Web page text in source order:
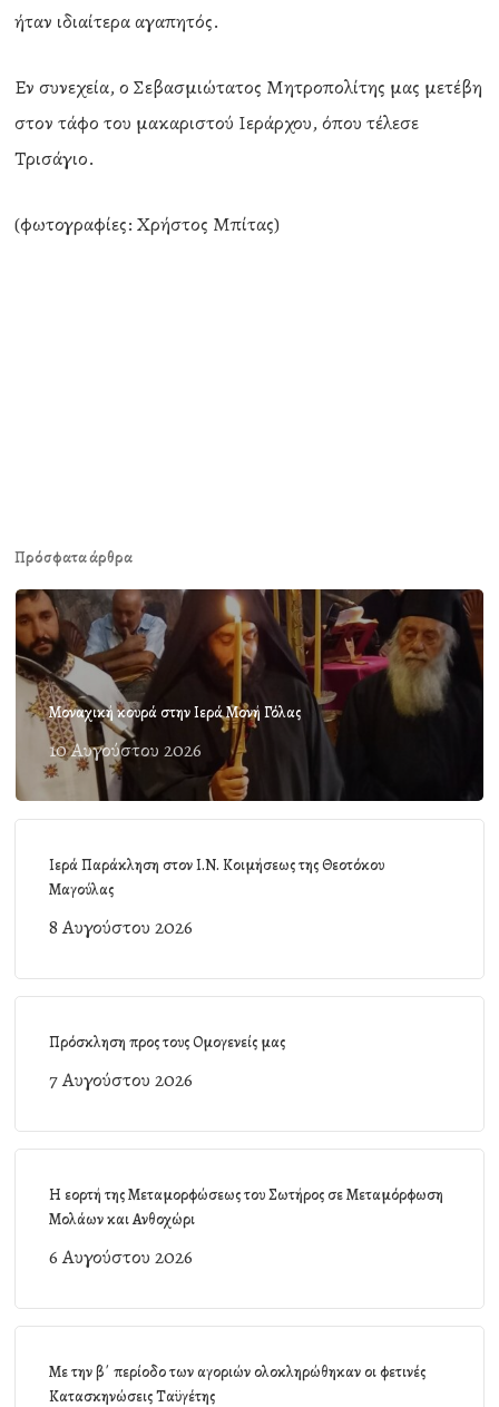
ήταν ιδιαίτερα αγαπητός.
Εν συνεχεία, ο Σεβασμιώτατος Μητροπολίτης μας μετέβη
στον τάφο του μακαριστού Ιεράρχου, όπου τέλεσε
Τρισάγιο.
(φωτογραφίες: Χρήστος Μπίτας)
Πρόσφατα άρθρα
Μοναχική κουρά στην Ιερά Μονή Γόλας
10 Αυγούστου 2026
Ιερά Παράκληση στον Ι.Ν. Κοιμήσεως της Θεοτόκου
Μαγούλας
8 Αυγούστου 2026
Πρόσκληση προς τους Ομογενείς μας
7 Αυγούστου 2026
Η εορτή της Μεταμορφώσεως του Σωτήρος σε Μεταμόρφωση
Μολάων και Ανθοχώρι
6 Αυγούστου 2026
Με την β΄ περίοδο των αγοριών ολοκληρώθηκαν οι φετινές
Κατασκηνώσεις Ταϋγέτης